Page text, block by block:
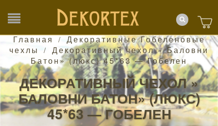
Главная /
Декоративные Гобеленовые
чехлы
/
Декоративный чехол » Баловни
Батон» (люкс) 45*63 — Гобелен
ДЕКОРАТИВНЫЙ ЧЕХОЛ »
БАЛОВНИ БАТОН» (ЛЮКС)
45*63 — ГОБЕЛЕН